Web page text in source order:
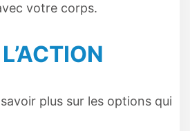
votre corps.
plus sur les options qui